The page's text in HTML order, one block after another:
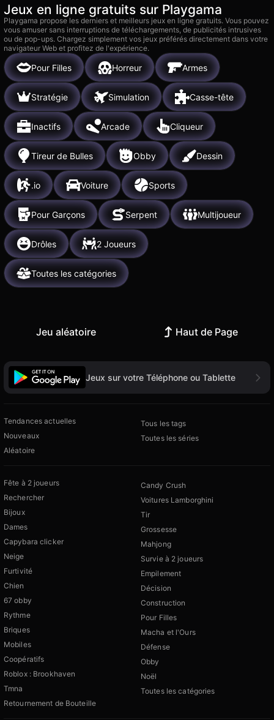
Jeux en ligne gratuits sur Playgama
Playgama propose les derniers et meilleurs jeux en ligne gratuits. Vous pouvez
vous amuser sans interruptions de téléchargements, de publicités intrusives
ou de pop-ups. Chargez simplement vos jeux préférés directement dans votre
navigateur Web et profitez de l'expérience.
Pour Filles Horreur Armes
Stratégie Simulation Casse-tête
Inactifs Arcade Cliqueur
Tireur de Bulles Obby Dessin
.io Voiture Sports
Pour Garçons Serpent Multijoueur
Drôles 2 Joueurs
Toutes les catégories
Jeu aléatoire Haut de Page
Jeux sur votre Téléphone ou Tablette
Tendances actuelles
Nouveaux
Aléatoire
Tous les tags
Toutes les séries
Fête à 2 joueurs
Rechercher
Bijoux
Dames
Capybara clicker
Neige
Furtivité
Chien
67 obby
Rythme
Briques
Mobiles
Coopératifs
Roblox : Brookhaven
Tmna
Retournement de Bouteille
Candy Crush
Voitures Lamborghini
Tir
Grossesse
Mahjong
Survie à 2 joueurs
Empilement
Décision
Construction
Pour Filles
Macha et l'Ours
Défense
Obby
Noël
Toutes les catégories